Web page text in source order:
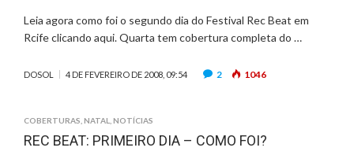
Leia agora como foi o segundo dia do Festival Rec Beat em
Rcife clicando aqui. Quarta tem cobertura completa do …
DOSOL 4 DE FEVEREIRO DE 2008, 09:54 2 1046
COBERTURAS NATAL NOTÍCIAS
REC BEAT: PRIMEIRO DIA – COMO FOI?